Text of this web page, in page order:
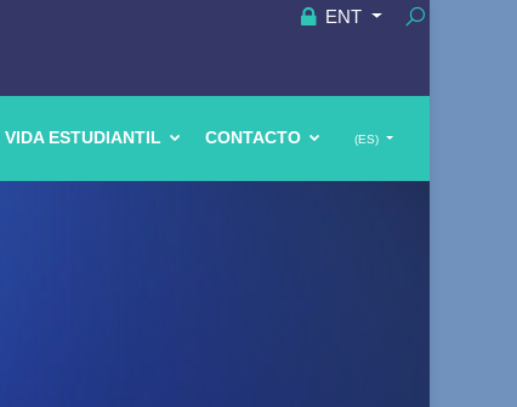
ENT
(ES)
VIDA ESTUDIANTIL CONTACTO